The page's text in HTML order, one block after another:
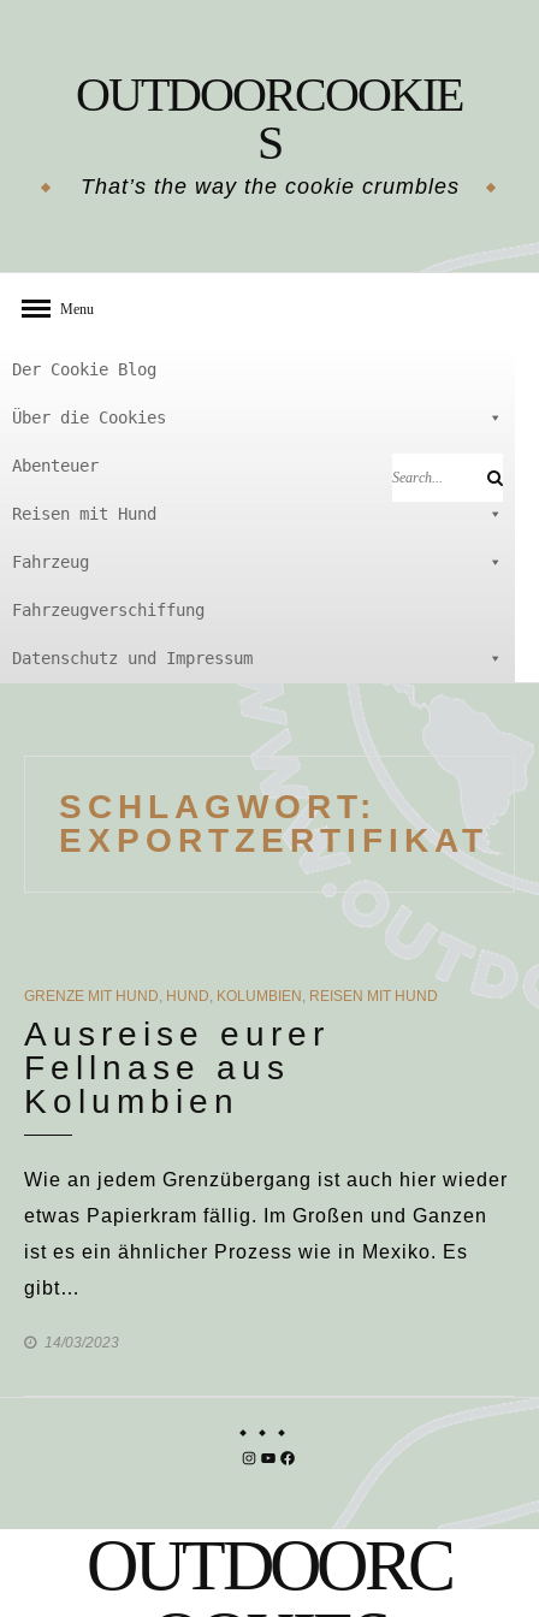
OUTDOORCOOKIE
S
That’s the way the cookie crumbles
Menu
Der Cookie Blog
Über die Cookies
Abenteuer
Reisen mit Hund
Fahrzeug
Fahrzeugverschiffung
Datenschutz und Impressum
Search
Search
SCHLAGWORT:
EXPORTZERTIFIKAT
CATEGORIES
GRENZE MIT HUND, HUND, KOLUMBIEN , REISEN MIT HUND
Ausreise eurer
Fellnase aus
Kolumbien
Wie an jedem Grenzübergang ist auch hier wieder
etwas Papierkram fällig. Im Großen und Ganzen
ist es ein ähnlicher Prozess wie in Mexiko. Es
gibt…
14/03/2023
Instagram
YouTube
Facebook
OUTDOORC